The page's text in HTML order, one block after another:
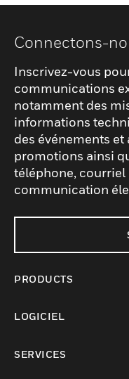
Connectons-
Inscrivez-vous
communications
notamment des
informations
des événements et
promotions ainsi
téléphone, courriel
communication
PRODUCTS
LOGICIEL
SERVICES